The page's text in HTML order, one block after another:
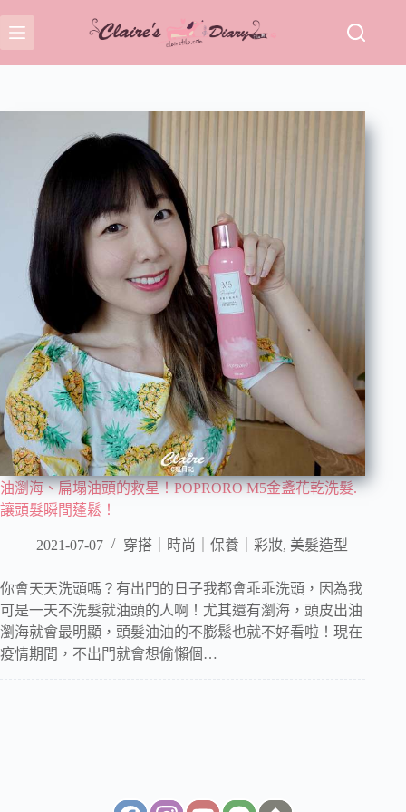
至
主
油瀏海、扁塌油頭的救星！POPRORO M5金盞花乾洗髮.
讓頭髮瞬間蓬鬆！
2021-07-07 穿搭｜時尚｜保養｜彩妝, 美髮造型
你會天天洗頭嗎？有出門的日子我都會乖乖洗頭，因為我
可是一天不洗髮就油頭的人啊！尤其還有瀏海，頭皮出油
瀏海就會最明顯，頭髮油油的不膨鬆也就不好看啦！現在
疫情期間，不出門就會想偷懶個…